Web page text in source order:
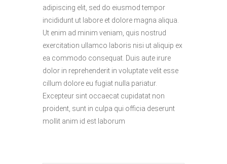
adipiscing elit, sed do eiusmod tempor
incididunt ut labore et dolore magna aliqua.
Ut enim ad minim veniam, quis nostrud
exercitation ullamco laboris nisi ut aliquip ex
ea commodo consequat. Duis aute irure
dolor in reprehenderit in voluptate velit esse
cillum dolore eu fugiat nulla pariatur.
Excepteur sint occaecat cupidatat non
proident, sunt in culpa qui officia deserunt
mollit anim id est laborum